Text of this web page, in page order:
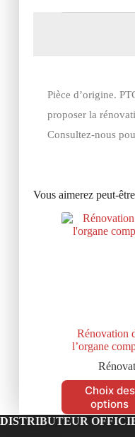
Pièce d’origine.
proposer la
Consultez-nous
Vous aimerez peut-
Rénovation
l’organe
Choix des
options
DISTRIBUTEUR